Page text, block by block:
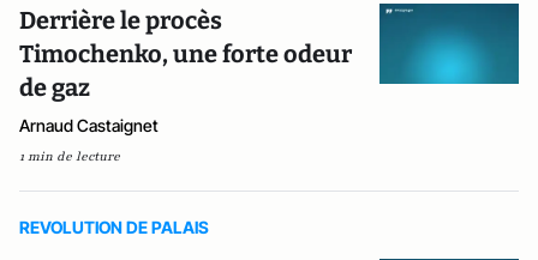
Derrière le procès
Timochenko, une forte odeur
de gaz
Arnaud Castaignet
1 min de lecture
REVOLUTION DE PALAIS